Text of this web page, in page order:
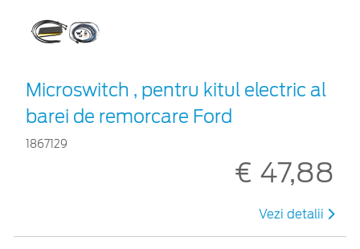
Microswitch , pentru kitul electric al
barei de remorcare Ford
1867129
€ 47,88
Vezi detalii